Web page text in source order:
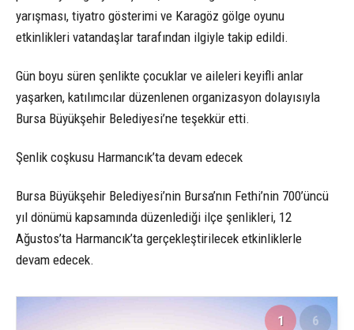
yarışması, tiyatro gösterimi ve Karagöz gölge oyunu
etkinlikleri vatandaşlar tarafından ilgiyle takip edildi.
Gün boyu süren şenlikte çocuklar ve aileleri keyifli anlar
yaşarken, katılımcılar düzenlenen organizasyon dolayısıyla
Bursa Büyükşehir Belediyesi’ne teşekkür etti.
Şenlik coşkusu Harmancık’ta devam edecek
Bursa Büyükşehir Belediyesi’nin Bursa’nın Fethi’nin 700’üncü
yıl dönümü kapsamında düzenlediği ilçe şenlikleri, 12
Ağustos’ta Harmancık’ta gerçekleştirilecek etkinliklerle
devam edecek.
1 6